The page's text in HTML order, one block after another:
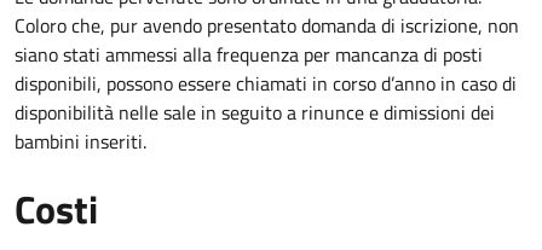
Coloro che, pur avendo presentato domanda di iscrizione, non
siano stati ammessi alla frequenza per mancanza di posti
disponibili, possono essere chiamati in corso d’anno in caso di
disponibilità nelle sale in seguito a rinunce e dimissioni dei
bambini inseriti.
Costi